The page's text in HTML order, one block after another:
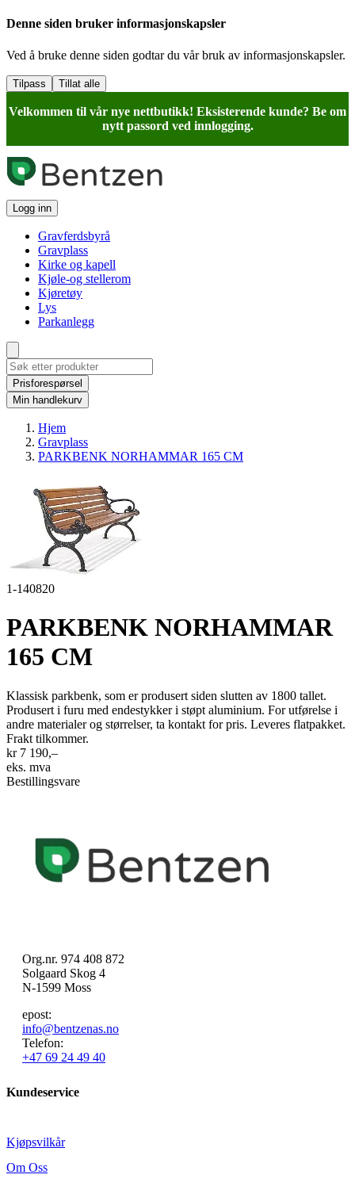
Denne siden bruker informasjonskapsler
Ved å bruke denne siden godtar du vår bruk av informasjonskapsler.
Tilpass Tillat alle
Velkommen til vår nye nettbutikk! Eksisterende kunde? Be om
nytt passord ved innlogging.
Logg inn
Gravferdsbyrå
Gravplass
Kirke og kapell
Kjøle-og stellerom
Kjøretøy
Lys
Parkanlegg
Prisforespørsel
Min handlekurv
Hjem
Gravplass
PARKBENK NORHAMMAR 165 CM
1-140820
PARKBENK NORHAMMAR
165 CM
Klassisk parkbenk, som er produsert siden slutten av 1800 tallet.
Produsert i furu med endestykker i støpt aluminium. For utførelse i
andre materialer og størrelser, ta kontakt for pris. Leveres flatpakket.
Frakt tilkommer.
kr 7 190,–
eks. mva
Bestillingsvare
Org.nr. 974 408 872
Solgaard Skog 4
N-1599 Moss
epost:
info@bentzenas.no
Telefon:
+47 69 24 49 40
Kundeservice
Kjøpsvilkår
Om Oss